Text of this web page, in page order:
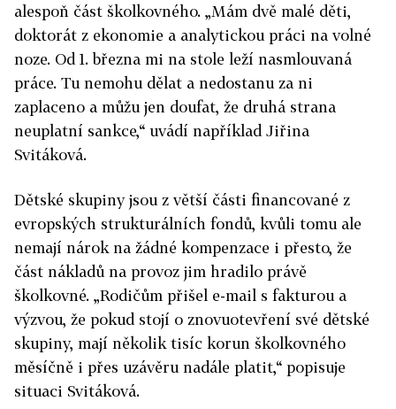
alespoň část školkovného. „Mám dvě malé děti,
doktorát z ekonomie a analytickou práci na volné
noze. Od 1. března mi na stole leží nasmlouvaná
práce. Tu nemohu dělat a nedostanu za ni
zaplaceno a můžu jen doufat, že druhá strana
neuplatní sankce,“ uvádí například Jiřina
Svitáková.
Dětské skupiny jsou z větší části financované z
evropských strukturálních fondů, kvůli tomu ale
nemají nárok na žádné kompenzace i přesto, že
část nákladů na provoz jim hradilo právě
školkovné. „Rodičům přišel e-mail s fakturou a
výzvou, že pokud stojí o znovuotevření své dětské
skupiny, mají několik tisíc korun školkovného
měsíčně i přes uzávěru nadále platit,“ popisuje
situaci Svitáková.